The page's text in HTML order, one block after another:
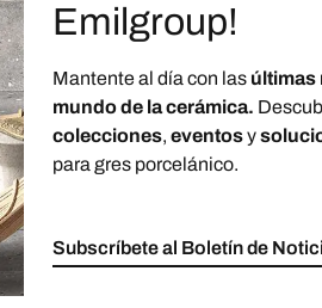
Emilgroup!
Mantente al día con las últimas
mundo de la cerámica.
colecciones, eventosy
para gres porcelánico.
Subscríbete al Boletín de